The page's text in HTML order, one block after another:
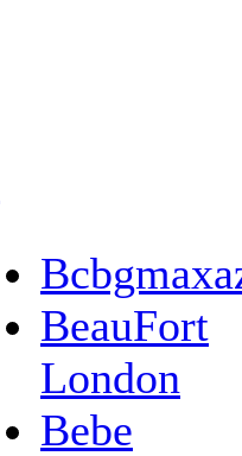
BeauFort
London
Bebe